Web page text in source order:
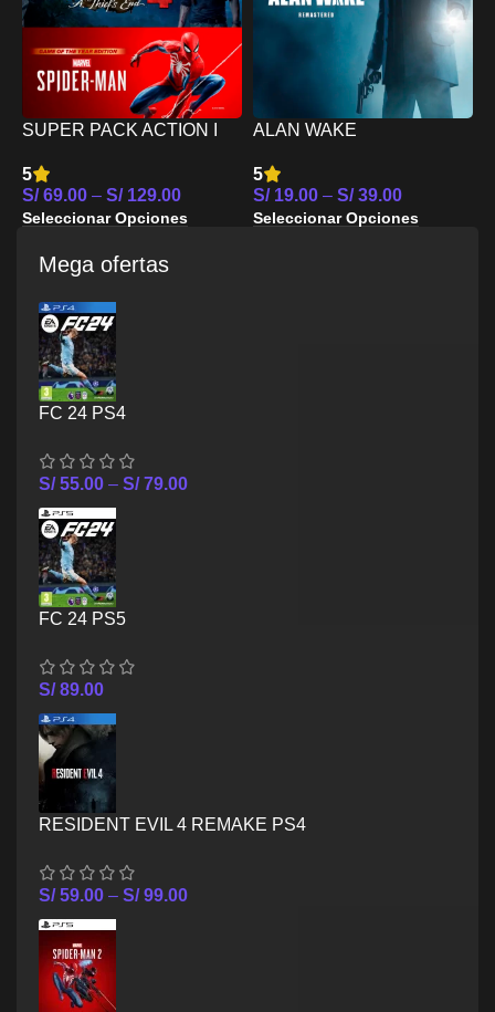
SUPER PACK ACTION I
5
S/69.00 – S/129.00
Seleccionar Opciones
ALAN WAKE
5
S/19.00 – S/39.00
Seleccionar Opciones
Mega ofertas
FC 24 PS4
S/55.00 – S/79.00
FC 24 PS5
S/89.00
RESIDENT EVIL 4 REMAKE PS4
S/59.00 – S/99.00